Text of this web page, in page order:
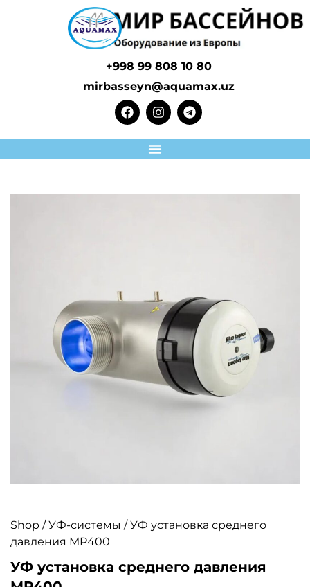
+998 99 808 10 80
mirbasseyn@aquamax.uz
Shop /УФ-системы / УФ установка среднего
давления MP400
УФ установка среднего давления